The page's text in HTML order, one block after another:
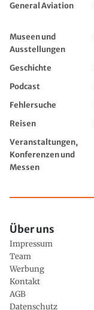
General Aviation
Museen und
Ausstellungen
Geschichte
Podcast
Fehlersuche
Reisen
Veranstaltungen,
Konferenzen und
Messen
Über uns
Impressum
Team
Werbung
Kontakt
AGB
Datenschutz